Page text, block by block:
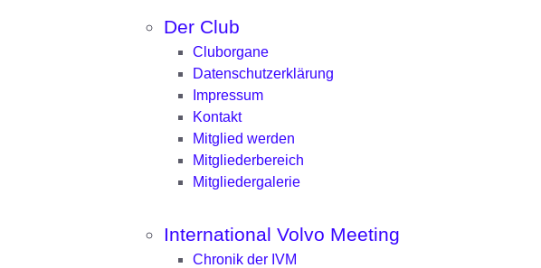
Der Club
Cluborgane
Datenschutzerklärung
Impressum
Kontakt
Mitglied werden
Mitgliederbereich
Mitgliedergalerie
International Volvo Meeting
Chronik der IVM